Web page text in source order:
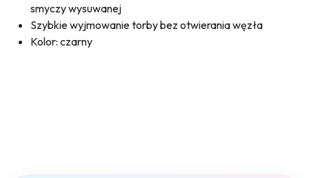
smyczy wysuwanej
Szybkie wyjmowanie torby bez otwierania węzła
Kolor: czarny